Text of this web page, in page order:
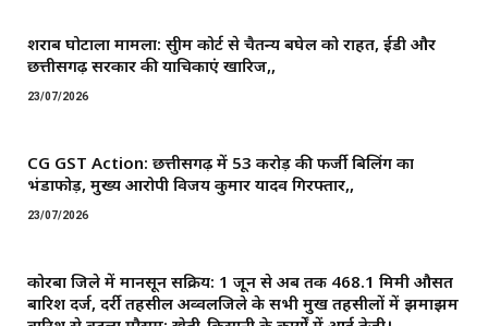
शराब घोटाला मामला: सुप्रीम कोर्ट से चैतन्य बघेल को राहत, ईडी और
छत्तीसगढ़ सरकार की याचिकाएं खारिज,,
23/07/2026
CG GST Action: छत्तीसगढ़ में 53 करोड़ की फर्जी बिलिंग का
भंडाफोड़, मुख्य आरोपी विजय कुमार यादव गिरफ्तार,,
23/07/2026
कोरबा जिले में मानसून सक्रिय: 1 जून से अब तक 468.1 मिमी औसत
बारिश दर्ज, दर्री तहसील अव्वलजिले के सभी प्रमुख तहसीलों में झमाझम